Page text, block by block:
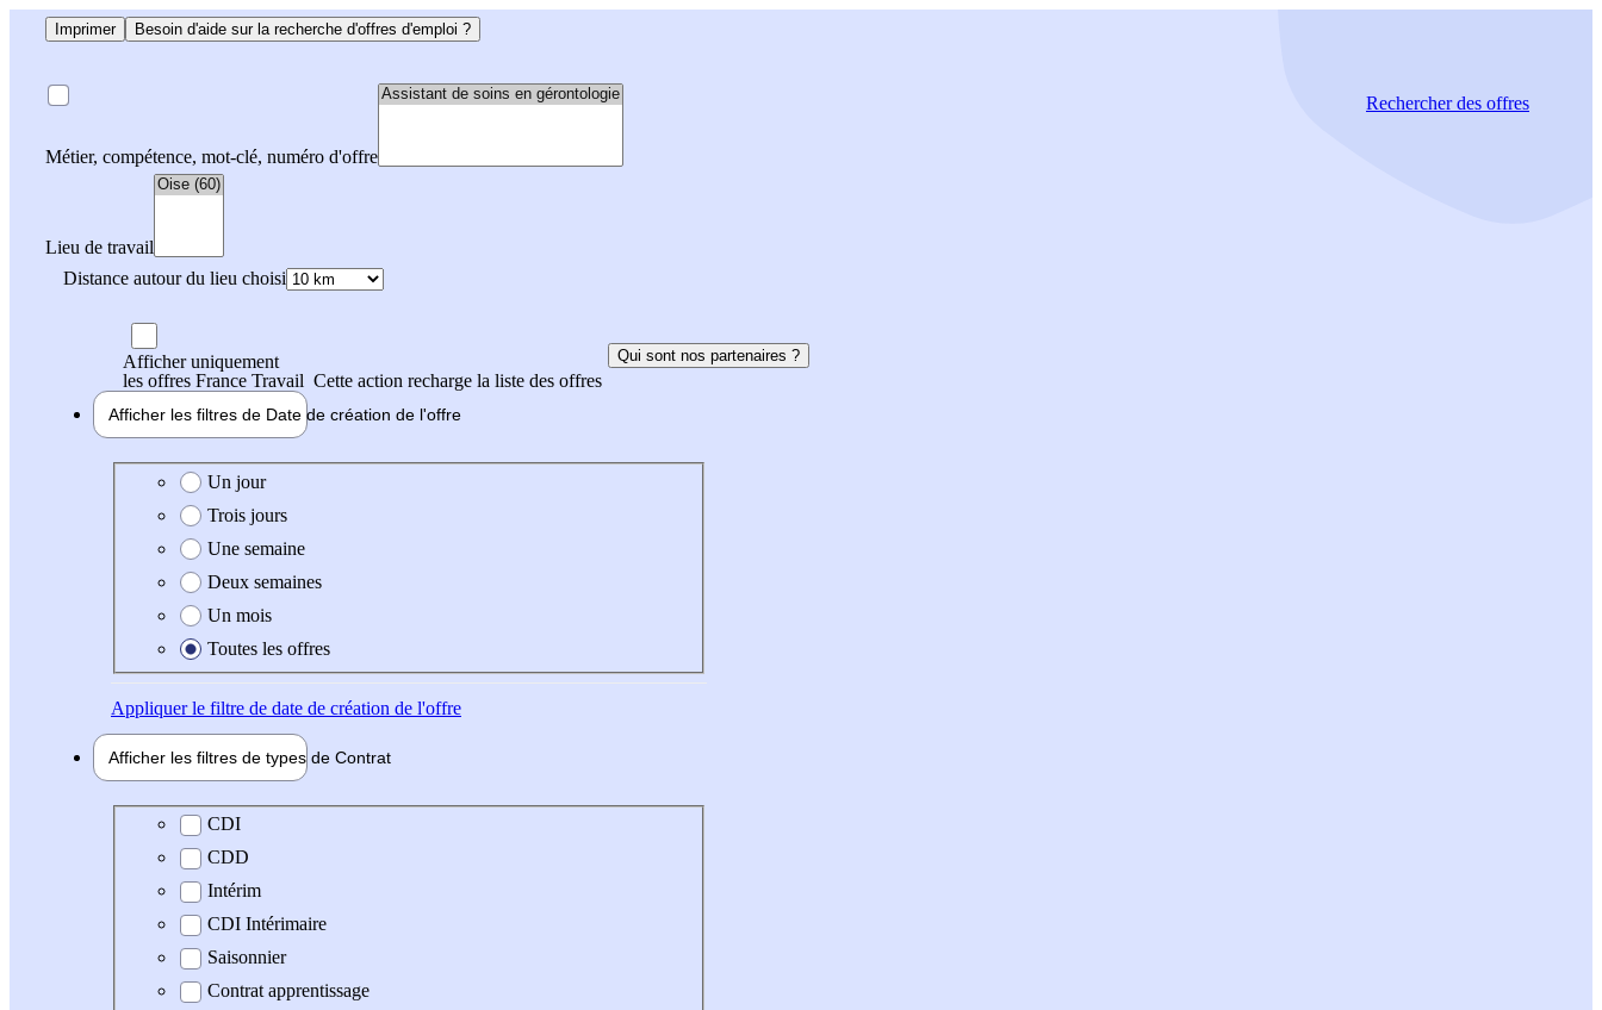
Imprimer Besoin d'aide sur la recherche d'offres d'emploi ?
Métier, compétence, mot-clé, numéro d'offre
Lieu de travail
Distance autour du lieu choisi
Rechercherdes offres
Afficher uniquement
les offres France Travail Cette action recharge la liste des offres
Qui sont nos partenaires ?
Afficher les filtres de Date de création de l'offre
Date de création de l'offre
Un jour
Trois jours
Une semaine
Deux semaines
Un mois
Toutes les offres
Appliquerle filtre de date de création de l'offre
Afficher les filtres de types de Contrat
Type de contrat
CDI
CDD
Intérim
CDI Intérimaire
Saisonnier
Contrat apprentissage